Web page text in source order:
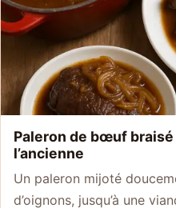
Paleron de bœuf braisé
l’ancienne
Un paleron mijoté
d’oignons, jusqu’à une